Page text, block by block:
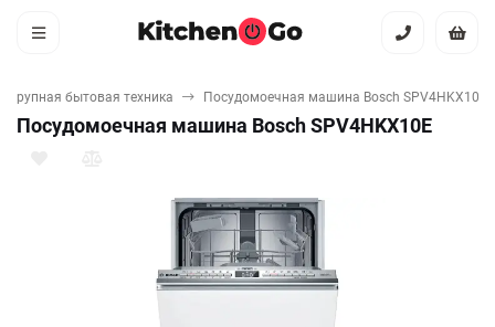
Крупная бытовая техника Посудомоечная машина Bosch SPV4HKX10E
Посудомоечная машина Bosch SPV4HKX10E